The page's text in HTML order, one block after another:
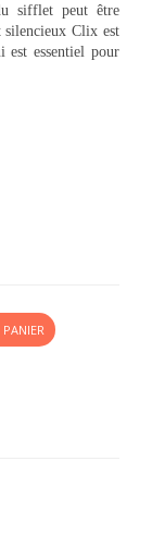
sifflet peut être
Clix est
est essentiel pour